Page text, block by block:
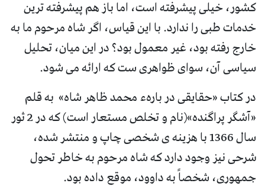
کشور، خیلی پیشرفته است، اما باز هم پیشرفته ترین
خدمات طبی را ندارد. با این قیاس، اگر شاه مرحوم ما به
خارج رفته بود، غیر معمول بود؟ در این میان، تحلیل
سیاسی آن، سوای ظواهری ست که ارائه می شود.
در کتاب «حقایقی در بارهء محمد ظاهر شاه» به قلم
«آشگر پراگنده»(نام و تخلص مستعار است) که در 2 ثور
سال 1366 با هزینه ی شخصی چاپ و منتشر شده،
شرحی نیز وجود دارد که شاه مرحوم به خاطر تحول
جمهوری، شخصاً به داوود، موقع داده بود.